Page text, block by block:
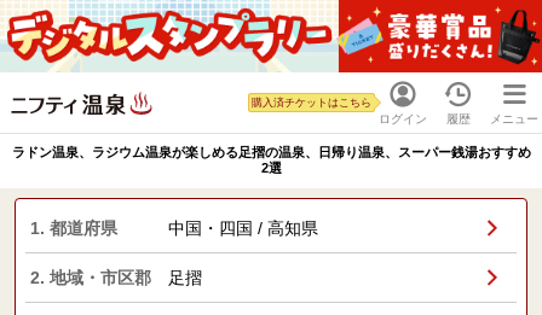
ログイン
購入済チケットはこちら
履歴 メニュー
ラドン温泉、ラジウム温泉が楽しめる足摺の温泉、日帰り温泉、スーパー銭湯おすすめ
2選
1. 都道府県 中国・四国 / 高知県
2. 地域・市区郡 足摺